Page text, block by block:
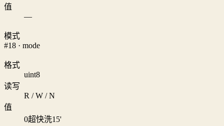
值
—
模式
#18 · mode
格式
uint8
读写
R / W / N
值
0超快洗15'